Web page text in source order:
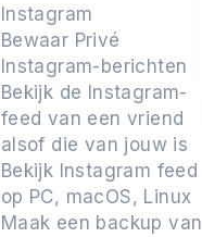
Instagram
Bewaar Privé
Instagram-berichten
Bekijk de Instagram-
feed van een vriend
alsof die van jouw is
Bekijk Instagram feed
op PC, macOS, Linux
Maak een backup van